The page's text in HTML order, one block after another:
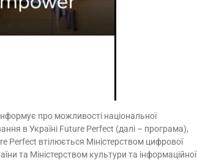
про можливості національної
в Україні Future Perfect (далі – програма),
Perfect втілюється Міністерством цифрової
та Міністерством культури та інформаційної